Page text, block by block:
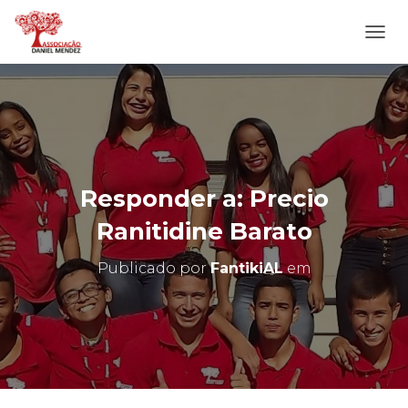
L
T
E
R
N
A
N
A
E
G
O
Responder a: Precio
Ranitidine Barato
Publicado porFantikiALem